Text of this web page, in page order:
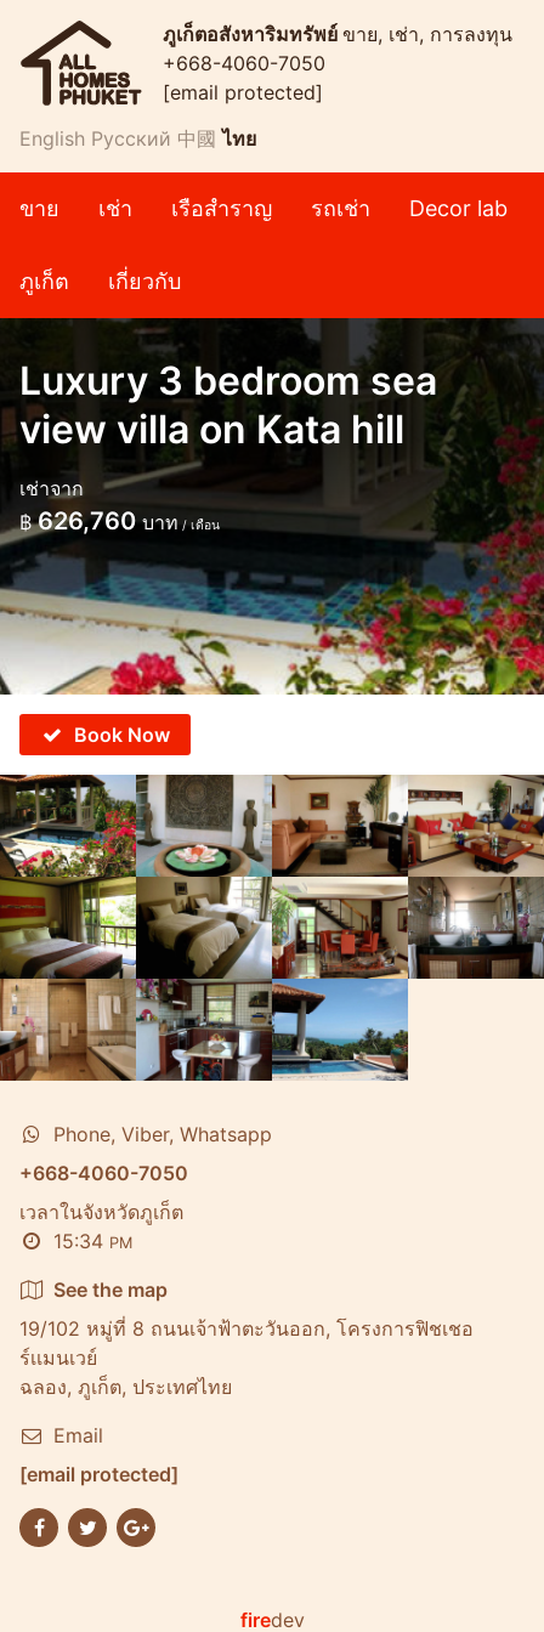
ภูเก็ตอสังหาริมทรัพย์ ขาย, เช่า, การลงทุน
+668-4060-7050
[email protected]
English Русский 中國 ไทย
ขาย เช่า เรือสำราญ รถเช่า Decor lab
ภูเก็ต เกี่ยวกับ
Luxury 3 bedroom sea
view villa on Kata hill
เช่าจาก
฿ 626,760บาท / เดือน
Book Now
Phone, Viber, Whatsapp
+668-4060-7050
เวลาในจังหวัดภูเก็ต
15:34 PM
See the map
19/102 หมู่ที่ 8 ถนนเจ้าฟ้าตะวันออก, โครงการฟิชเชอ
ร์เเมนเวย์
ฉลอง, ภูเก็ต, ประเทศไทย
Email
[email protected]
firedev